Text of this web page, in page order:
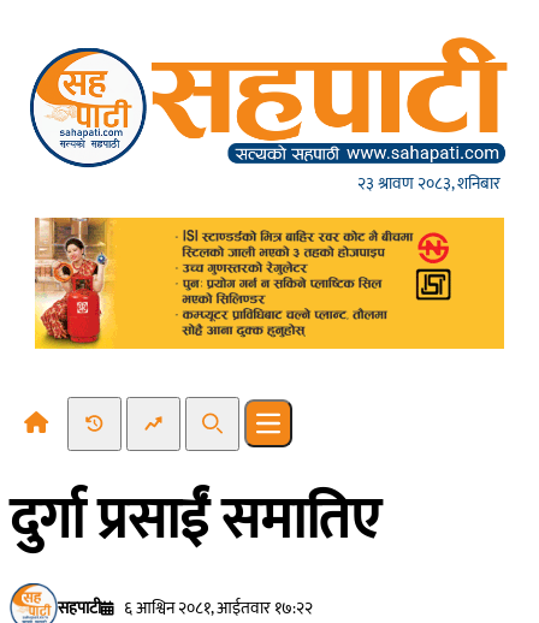
२३ श्रावण २०८३, शनिबार
Recent NewsTrending News
SearchOpen main menu
दुर्गा प्रसाईं समातिए
सहपाटी ६ आश्विन २०८१, आईतवार १७:२२